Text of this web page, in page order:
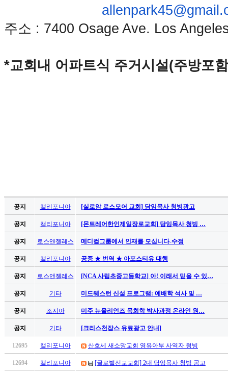
뉴
스
노
리
기
평
부
탑-
주소 : 7400 Osage Ave. Los
*교회내 어파트식 주거시설(주방포
공지 캘리포니아 [실로암 로스모어 교회] 담임목사 청빙광고
공지 캘리포니아 [몬트레어한인제일장로교회] 담임목사 청빙 …
공지 로스앤젤레스 메디컬그룹에서 인재를 모십니다-수정
공지 캘리포니아 공증 ★ 번역 ★ 아포스티유 대행
공지 로스앤젤레스 [NCA 사립초중고등학교] 아! 이래서 믿을 수 있…
공지 기타 미드웨스턴 신설 프로그램: 예배학 석사 및 …
공지 조지아 미주 뉴올리언즈 목회학 박사과정 온라인 원…
공지 기타 [크리스천잡스 유료광고 안내]
12695 캘리포니아 산호세 새소망교회 영유아부 사역자 청빙
12694 캘리포니아 [글로벌선교교회] 2대 담임목사 청빙 공고